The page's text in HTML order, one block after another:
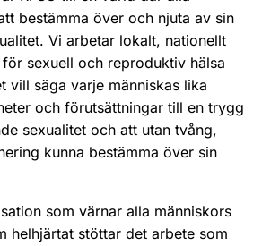
bestämma över och njuta av sin
Vi arbetar lokalt, nationellt
sexuell och reproduktiv hälsa
vill säga varje människas lika
och förutsättningar till en trygg
sexualitet och att utan tvång,
kunna bestämma över sin
som värnar alla människors
helhjärtat stöttar det arbete som